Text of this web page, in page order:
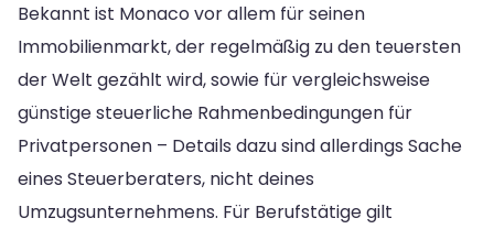
Bekannt ist Monaco vor allem für seinen
Immobilienmarkt, der regelmäßig zu den teuersten
der Welt gezählt wird, sowie für vergleichsweise
günstige steuerliche Rahmenbedingungen für
Privatpersonen – Details dazu sind allerdings Sache
eines Steuerberaters, nicht deines
Umzugsunternehmens. Für Berufstätige gilt